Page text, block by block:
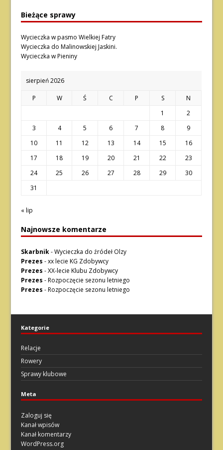
Bieżące sprawy
Wycieczka w pasmo Wielkiej Fatry
Wycieczka do Malinowskiej Jaskini.
Wycieczka w Pieniny
sierpień 2026
P W Ś C P S
N
1
2
3
4 5 6 7 8
9
10
11 12 13 14 15
16
17
18 19 20 21 22
23
24
25 26 27 28 29
30
31
« lip
Najnowsze komentarze
Skarbnik-Wycieczka do źródeł Olzy
Prezes -xx lecie KG Zdobywcy
Prezes -XX-lecie Klubu Zdobywcy
Prezes -Rozpoczęcie sezonu letniego
Prezes -Rozpoczęcie sezonu letniego
Kategorie
Relacje
Rowery
Sprawy klubowe
Meta
Zaloguj się
Kanał wpisów
Kanał komentarzy
WordPress.org